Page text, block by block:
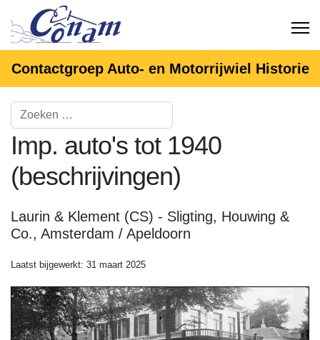
Contactgroep Auto- en Motorrijwiel Historie
Imp. auto's tot 1940
(beschrijvingen)
Laurin & Klement (CS) - Sligting, Houwing &
Co., Amsterdam / Apeldoorn
Laatst bijgewerkt: 31 maart 2025